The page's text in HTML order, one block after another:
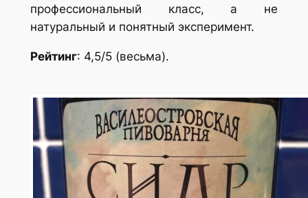
профессиональный класс, а не
натуральный и понятный эксперимент.
Рейтинг: 4,5/5 (весьма).